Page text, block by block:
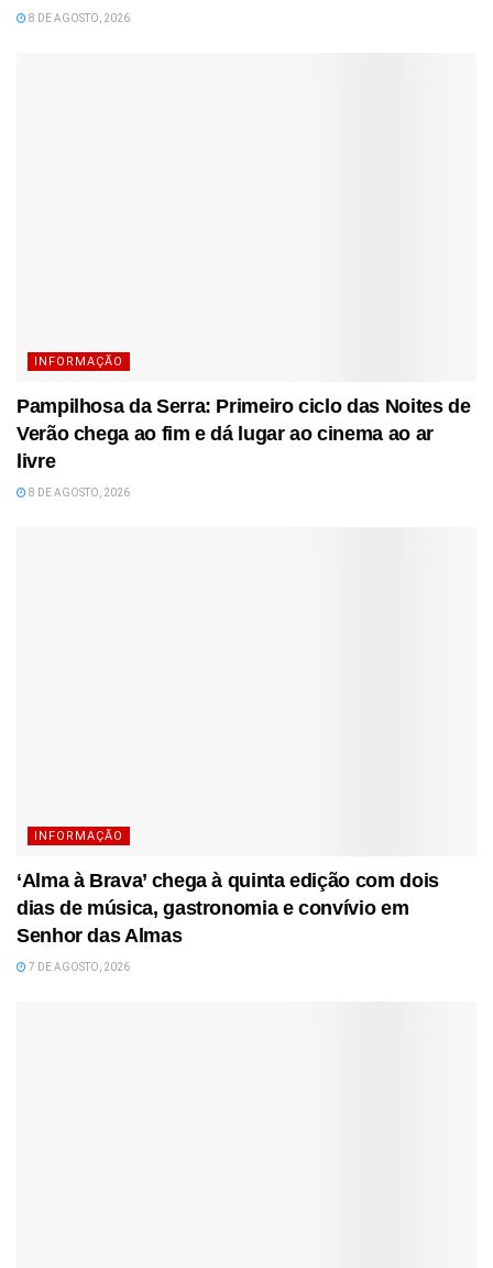
8 DE AGOSTO, 2026
INFORMAÇÃO
Pampilhosa da Serra: Primeiro ciclo das Noites de
Verão chega ao fim e dá lugar ao cinema ao ar
livre
8 DE AGOSTO, 2026
INFORMAÇÃO
‘Alma à Brava’ chega à quinta edição com dois
dias de música, gastronomia e convívio em
Senhor das Almas
7 DE AGOSTO, 2026